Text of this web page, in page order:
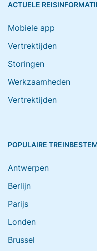
ACTUELE
Mobiele app
Vertrektijden
Storingen
Werkzaamheden
Vertrektijden
POPULAIRE
Antwerpen
Berlijn
Parijs
Londen
Brussel